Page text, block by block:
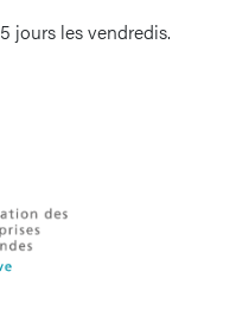
jours les vendredis.